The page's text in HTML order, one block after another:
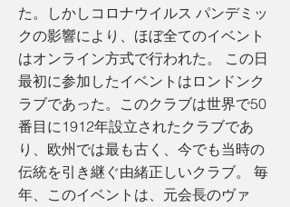
た。しかしコロナウイルス パンデミッ
クの影響により、ほぼ全てのイベント
はオンライン方式で行われた。 この日
最初に参加したイベントはロンドンク
ラブであった。このクラブは世界で50
番目に1912年設立されたクラブであ
り、欧州では最も古く、今でも当時の
伝統を引き継ぐ由緒正しいクラブ。 毎
年、このイベントは、元会長のヴァ